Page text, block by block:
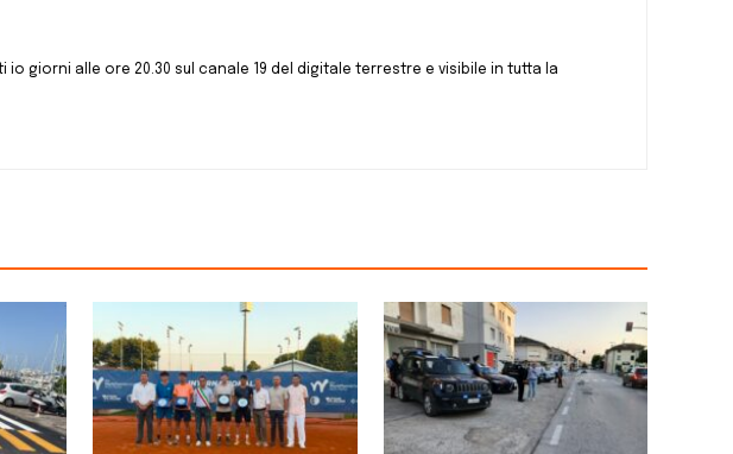
giorni alle ore 20.30 sul canale 19 del digitale terrestre e visibile in tutta la